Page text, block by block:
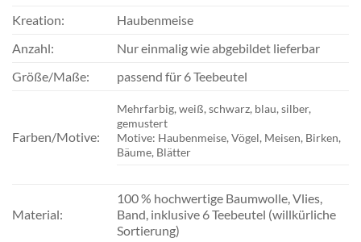
Kreation:
Haubenmeise
Anzahl:
Nur einmalig wie abgebildet lieferbar
Größe/Maße:
passend für 6 Teebeutel
Farben/Motive:
Mehrfarbig, weiß, schwarz, blau, silber,
gemustert
Motive: Haubenmeise, Vögel, Meisen, Birken,
Bäume, Blätter
Material:
100 % hochwertige Baumwolle, Vlies,
Band, inklusive 6 Teebeutel (willkürliche
Sortierung)